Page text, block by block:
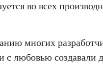
во всех
многих
с любовью создавали